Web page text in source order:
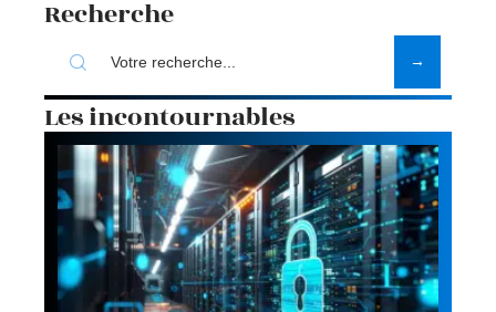
Recherche
Les incontournables